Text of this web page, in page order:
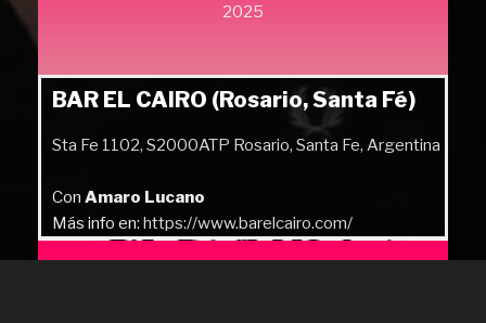
2025
BAR EL CAIRO (Rosario, Santa Fé)
Sta Fe 1102, S2000ATP Rosario, Santa Fe, Argentina
Con Amaro Lucano
Más info en: https://www.barelcairo.com/